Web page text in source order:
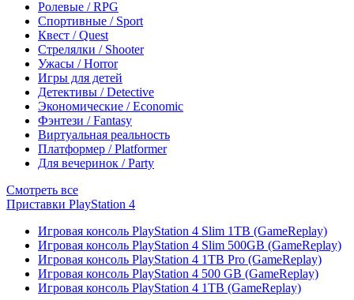
Ролевые / RPG
Спортивные / Sport
Квест / Quest
Стрелялки / Shooter
Ужасы / Horror
Игры для детей
Детективы / Detective
Экономические / Economic
Фэнтези / Fantasy
Виртуальная реальность
Платформер / Platformer
Для вечеринок / Party
Смотреть все
Приставки PlayStation 4
Игровая консоль PlayStation 4 Slim 1TB (GameReplay)
Игровая консоль PlayStation 4 Slim 500GB (GameReplay)
Игровая консоль PlayStation 4 1TB Pro (GameReplay)
Игровая консоль PlayStation 4 500 GB (GameReplay)
Игровая консоль PlayStation 4 1TB (GameReplay)